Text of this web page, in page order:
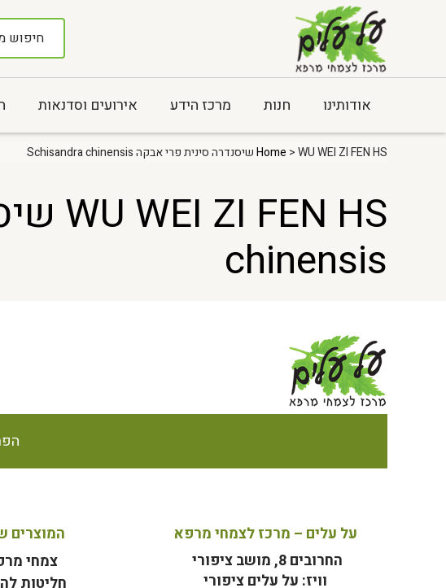
אודותינו חנות מרכז הידע אירועים וסדנאות
Home > WU WEI ZI FEN HS שיסנדרה סינית פרי אבקה Schisandra chinensis
chinensis
על עלים – מרכז לצמחי מרפא
החרובים 8, מושב ציפורי
וויז: על עלים ציפורי
המוצרים
צמחי